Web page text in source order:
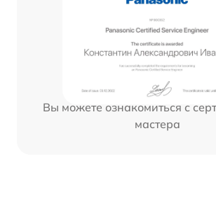
Вы можете ознакомиться с
мастера